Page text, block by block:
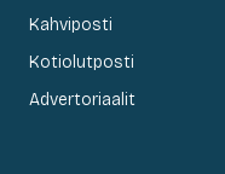
Kahviposti
Kotiolutposti
Advertoriaalit